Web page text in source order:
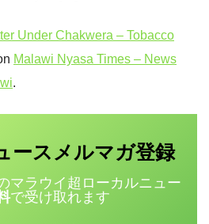
Under Chakwera – Tobacco
Malawi Nyasa Times – News
.
ース メルマガ登録
マラウイ超ローカルニュー
で受け取れます